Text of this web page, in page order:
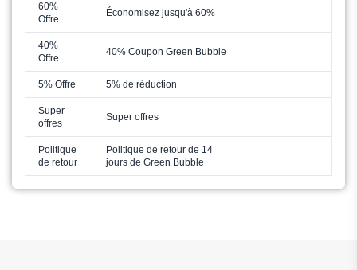
60%
Offre
Économisez jusqu'à 60%
40%
Offre
40% Coupon Green Bubble
5% Offre 5% de réduction
Super
offres
Super offres
Politique
de retour
Politique de retour de 14
jours de Green Bubble